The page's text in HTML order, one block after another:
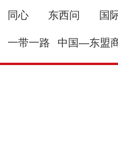
同心 东西问 国
一带一路 中国—东盟